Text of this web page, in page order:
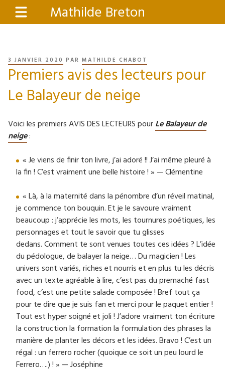
Mathilde Breton
Menu
PUBLIÉ
LE
3 JANVIER 2020 PAR MATHILDE CHABOT
Premiers avis des lecteurs pour
Le Balayeur de neige
Voici les premiers AVIS DES LECTEURS pourLe Balayeur de
neige:
« Je viens de finir ton livre, j’ai adoré !! J’ai même pleuré à
la fin ! C’est vraiment une belle histoire ! » — Clémentine
« Là, à la maternité dans la pénombre d’un réveil matinal,
je commence ton bouquin. Et je le savoure vraiment
beaucoup : j’apprécie les mots, les tournures poétiques, les
personnages et tout le savoir que tu glisses
dedans. Comment te sont venues toutes ces idées ? L’idée
du pédologue, de balayer la neige… Du magicien ! Les
univers sont variés, riches et nourris et en plus tu les décris
avec un texte agréable à lire, c’est pas du premaché fast
food, c’est une petite salade composée ! Bref tout ça
pour te dire que je suis fan et merci pour le paquet entier !
Tout est hyper soigné et joli ! J’adore vraiment ton écriture
la construction la formation la formulation des phrases la
manière de planter les décors et les idées. Bravo ! C’est un
régal : un ferrero rocher (quoique ce soit un peu lourd le
Ferrero….) ! » — Joséphine